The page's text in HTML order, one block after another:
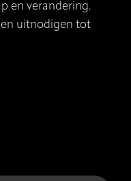
en verandering.
en uitnodigen tot